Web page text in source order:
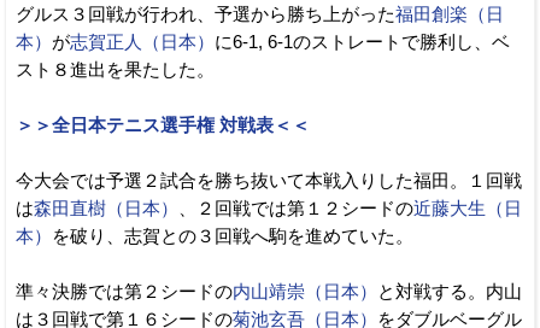
グルス３回戦が行われ、予選から勝ち上がった福田創楽（日
本） が志賀正人（日本） に6-1, 6-1のストレートで勝利し、ベ
スト８進出を果たした。
＞＞全日本テニス選手権 対戦表＜＜
今大会では予選２試合を勝ち抜いて本戦入りした福田。１回戦
は森田直樹（日本） 、２回戦では第１２シードの近藤大生（日
本）
を破り、志賀との３回戦へ駒を進めていた。
準々決勝では第２シードの内山靖崇（日本）
と対戦する。内山
は３回戦で第１６シードの菊池玄吾（日本）
をダブルベーグル